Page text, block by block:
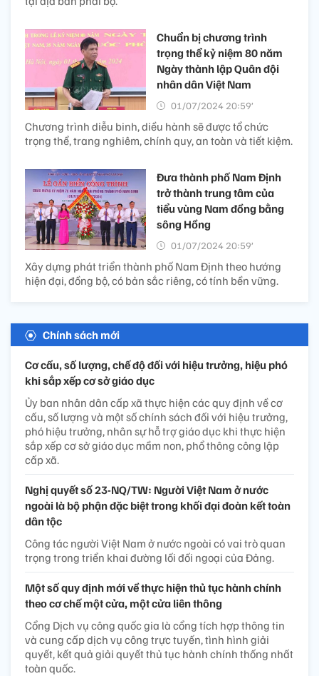
Chuẩn bị chương trình
trọng thể kỷ niệm 80 năm
Ngày thành lập Quân đội
nhân dân Việt Nam
01/07/2024 20:59’
Chương trình diễu binh, diều hành sẽ được tổ chức
trọng thể, trang nghiêm, chính quy, an toàn và tiết kiệm.
Đưa thành phố Nam Định
trở thành trung tâm của
tiểu vùng Nam đồng bằng
sông Hồng
01/07/2024 20:59’
Xây dựng phát triển thành phố Nam Định theo hướng
hiện đại, đồng bộ, có bản sắc riêng, có tính bền vững.
Chính sách mới
Cơ cấu, số lượng, chế độ đối với hiệu trưởng, hiệu phó
khi sắp xếp cơ sở giáo dục
Ủy ban nhân dân cấp xã thực hiện các quy định về cơ
cấu, số lượng và một số chính sách đối với hiệu trưởng,
phó hiệu trưởng, nhân sự hỗ trợ giáo dục khi thực hiện
sắp xếp cơ sở giáo dục mầm non, phổ thông công lập
cấp xã.
Nghị quyết số 23-NQ/TW: Người Việt Nam ở nước
ngoài là bộ phận đặc biệt trong khối đại đoàn kết toàn
dân tộc
Công tác người Việt Nam ở nước ngoài có vai trò quan
trọng trong triển khai đường lối đối ngoại của Đảng.
Một số quy định mới về thực hiện thủ tục hành chính
theo cơ chế một cửa, một cửa liên thông
Cổng Dịch vụ công quốc gia là cổng tích hợp thông tin
và cung cấp dịch vụ công trực tuyến, tình hình giải
quyết, kết quả giải quyết thủ tục hành chính thống nhất
toàn quốc.